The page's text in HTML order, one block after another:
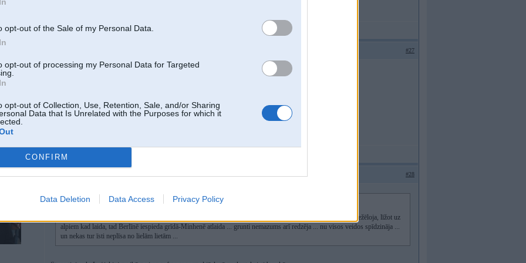
opt-out of the Sale of my Personal Data.
opt-out of processing my Personal Data for Targeted
opt-out of Collection, Use, Retention, Sale, and/or Sharing
Data that Is Unrelated with the Purposes for which it
CONFIRM
Data Deletion Data Access Privacy Policy
#27
pirmkārt jau jautājums- cik lieli bērni?
05. Mar 2025, 13:21 #28
Savulaik ofisā tāds bija trenkāšanai tikai iepriekšējā paaudze ar garo pakaļu ... to nabagu vienkārši neviens nežēloja, līžot uz
alpiem kad laida, tad Berlīnē iespieda grīdā-Minhenē atlaida ... grunti nemazums arī redzēja ... nu visos veidos spīdzināja ...
un nekas tur īsti neplīsa no lielām lietām ...